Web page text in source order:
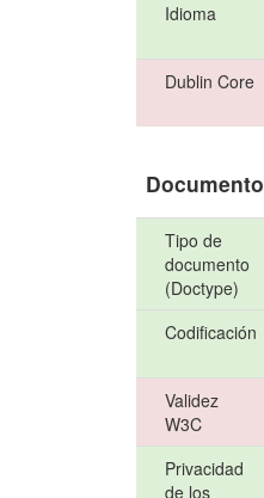
Idioma
Dublin Core
Documento
Tipo de
documento
(Doctype)
Codificación
Validez
W3C
Privacidad
de los